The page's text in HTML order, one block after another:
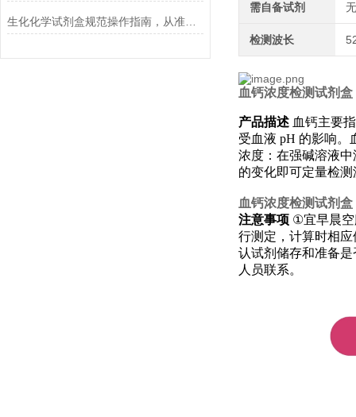
生化化学试剂盒规范操作指南，从准备到结果判读的全流程解析
需自备试剂
检测波长
血钙浓度检测试剂盒
产品描述 血钙主要
受血液 pH 的影响。
浓度：在强碱溶液
的变化即可定量检
血钙浓度检测试剂盒
注意事项 ①宜早晨
行测定，计算时相
认试剂储存和准备
人员联系。